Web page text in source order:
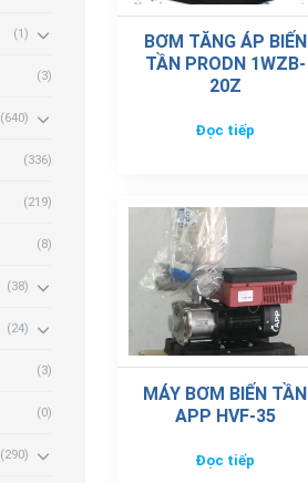
(1)
(3)
(640)
(336)
(219)
(8)
(38)
(24)
(3)
(0)
(290)
BƠM TĂNG ÁP BIẾN
TẦN PRODN 1WZB-
20Z
Đọc tiếp
MÁY BƠM BIẾN TẦN
APP HVF-35
Đọc tiếp